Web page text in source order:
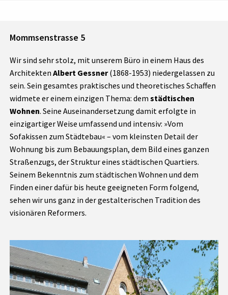
Mommsenstrasse 5
Wir sind sehr stolz, mit unserem Büro in einem Haus des
ArchitektenAlbert Gessner(1868-1953) niedergelassen zu
sein. Sein gesamtes praktisches und theoretisches Schaffen
widmete er einem einzigen Thema: demstädtischen
Wohnen. Seine Auseinandersetzung damit erfolgte in
einzigartiger Weise umfassend und intensiv: »Vom
Sofakissen zum Städtebau« – vom kleinsten Detail der
Wohnung bis zum Bebauungsplan, dem Bild eines ganzen
Straßenzugs, der Struktur eines städtischen Quartiers.
Seinem Bekenntnis zum städtischen Wohnen und dem
Finden einer dafür bis heute geeigneten Form folgend,
sehen wir uns ganz in der gestalterischen Tradition des
visionären Reformers.